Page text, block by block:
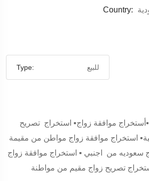
Country:
Type: للبيع
موافقة زواج▪️ استخراج تصريح
استخراج موافقة زواج مواطن من مقيمة
سعوديه من اجنبي ▪️ استخراج موافقة زواج